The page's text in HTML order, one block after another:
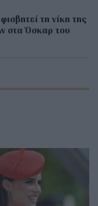
τη νίκη της
στα Όσκαρ του